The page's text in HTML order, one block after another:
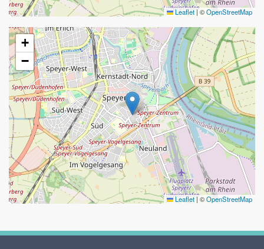
Leaflet|©OpenStreetMap
+
−
Leaflet|©OpenStreetMap